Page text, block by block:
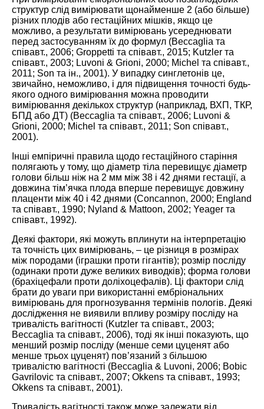
структур слід вимірювати щонайменше 2 (або більше)
різних плодів або гестаційних мішків, якщо це
можливо, а результати вимірювань усереднювати
перед застосуванням їх до формул (Beccaglia та
співавт., 2006; Groppetti та співавт., 2015; Kutzler та
співавт., 2003; Luvoni & Grioni, 2000; Michel та співавт.,
2011; Son та ін., 2001). У випадку синглетонів це,
звичайно, неможливо, і для підвищення точності будь-
якого одного вимірювання можна проводити
вимірювання декількох структур (наприклад, ВХП, ТКР,
БПД або ДТ) (Beccaglia та співавт., 2006; Luvoni &
Grioni, 2000; Michel та співавт., 2011; Son співавт.,
2001).
Інші емпіричні правила щодо гестаційного старіння
полягають у тому, що діаметр тіла перевищує діаметр
голови більш ніж на 2 мм між 38 і 42 днями гестації, а
довжина тім’ячка плода вперше перевищує довжину
плаценти між 40 і 42 днями (Concannon, 2000; England
та співавт., 1990; Nyland & Mattoon, 2002; Yeager та
співавт., 1992).
Деякі фактори, які можуть вплинути на інтерпретацію
та точність цих вимірювань, – це різниця в розмірах
між породами (іграшки проти гігантів); розмір посліду
(одинаки проти дуже великих виводків); форма голови
(брахіцефали проти доліхоцефалів). Ці фактори слід
брати до уваги при використанні ембріональних
вимірювань для прогнозування термінів пологів. Деякі
дослідження не виявили впливу розміру посліду на
тривалість вагітності (Kutzler та співавт., 2003;
Beccaglia та співавт., 2006), тоді як інші показують, що
менший розмір посліду (менше семи цуценят або
менше трьох цуценят) пов’язаний з більшою
тривалістю вагітності (Beccaglia & Luvoni, 2006; Bobic
Gavrilovic та співавт., 2007; Okkens та співавт., 1993;
Okkens та співавт., 2001).
Тривалість вагітності також може залежати від